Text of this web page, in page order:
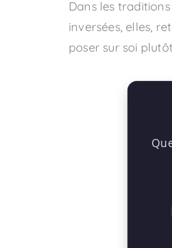
Dans les
inversées, elles,
poser sur soi